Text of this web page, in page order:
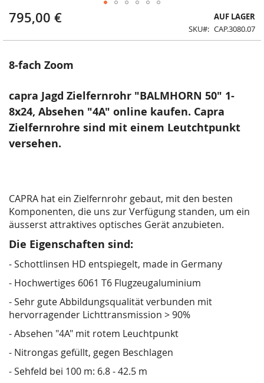
795,00 €
AUF LAGER
SKU
CAP.3080.07
8-fach Zoom
capra Jagd Zielfernrohr "BALMHORN 50" 1-
8x24, Absehen "4A" online kaufen. Capra
Zielfernrohre sind mit einem Leutchtpunkt
versehen.
CAPRA hat ein Zielfernrohr gebaut, mit den besten
Komponenten, die uns zur Verfügung standen, um ein
äusserst attraktives optisches Gerät anzubieten.
Die Eigenschaften sind:
- Schottlinsen HD entspiegelt, made in Germany
- Hochwertiges 6061 T6 Flugzeugaluminium
- Sehr gute Abbildungsqualität verbunden mit
hervorragender Lichttransmission > 90%
- Absehen "4A" mit rotem Leuchtpunkt
- Nitrongas gefüllt, gegen Beschlagen
- Sehfeld bei 100 m: 6.8 - 42.5 m
Zum
Anfang
springen